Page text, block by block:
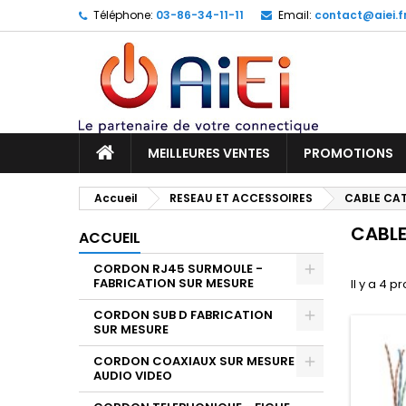
Téléphone: 03-86-34-11-11 Email:
MEILLEURES VENTES PROMOTIONS
Accueil RESEAU ET ACCESSOIRES CABLE
ACCUEIL
CORDON RJ45 SURMOULE -
FABRICATION SUR MESURE
CORDON SUB D FABRICATION
SUR MESURE
CORDON COAXIAUX SUR MESURE
AUDIO VIDEO
Il y a 4